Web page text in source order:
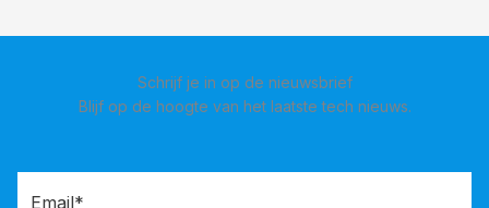
Schrijf je in op de nieuwsbrief
Blijf op de hoogte van het laatste tech nieuws.